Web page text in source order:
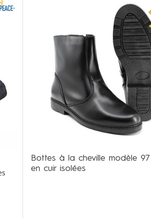
Bottes à la cheville modèle 97
en cuir isolées